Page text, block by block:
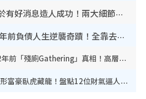
湯洛雯傳終於有好消息造人成功！兩大細節曝孕味極濃惹猜測：大肚婆先會咁！
五索親揭10年前負債人生逆襲奇蹟！全靠去一地方轉運後即遇上馬先生
林芊妤親解12年前「殘廁Gathering」真相！高層解約一句話重創尊嚴至今拒返TVB
《愛回家》隱形富豪臥虎藏龍！盤點12位財氣逼人的有錢藝人：呢位靚女3億身家唔憂做